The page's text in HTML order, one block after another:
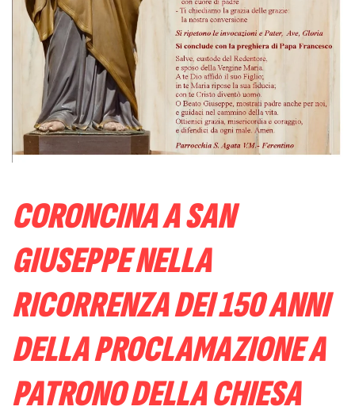
CORONCINA A SAN
GIUSEPPE NELLA
RICORRENZA DEI 150 ANNI
DELLA PROCLAMAZIONE A
PATRONO DELLA CHIESA